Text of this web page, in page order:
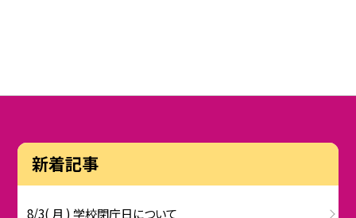
新着記事
8/3( 月 ) 学校閉庁日について